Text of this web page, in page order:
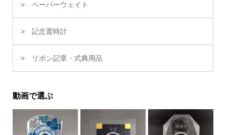
ペーパーウェイト
記念置時計
リボン記章・式典用品
動画で選ぶ